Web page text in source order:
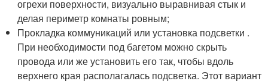
огрехи поверхности, визуально выравнивая стык и
делая периметр комнаты ровным;
Прокладка коммуникаций или установка подсветки .
При необходимости под багетом можно скрыть
провода или же установить его так, чтобы вдоль
верхнего края располагалась подсветка. Этот вариант